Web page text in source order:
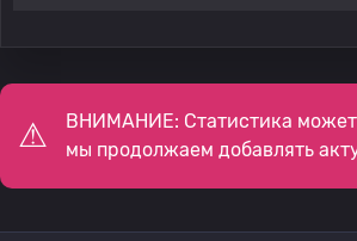
ВНИМАНИЕ: Статистика может
мы продолжаем добавлять